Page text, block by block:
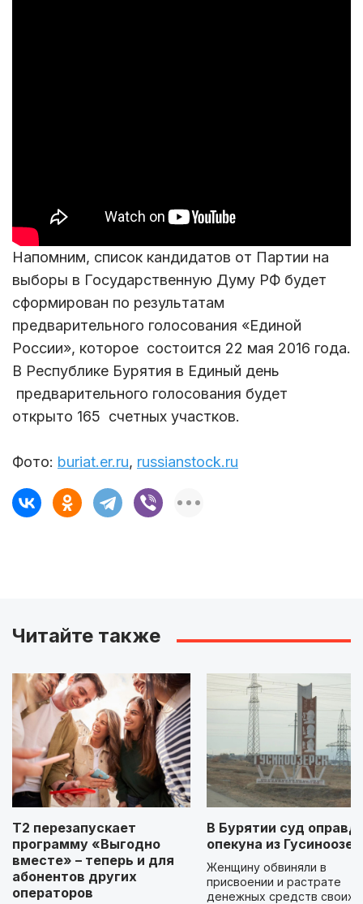
Напомним, список кандидатов от Партии на
выборы в Государственную Думу РФ будет
сформирован по результатам
предварительного голосования «Единой
России», которое состоится 22 мая 2016 года.
В Республике Бурятия в Единый день
предварительного голосования будет
открыто 165 счетных участков.
Фото: buriat.er.ru, russianstock.ru
Читайте также
Т2 перезапускает
программу «Выгодно
вместе» – теперь и для
абонентов других
операторов
В Бурятии суд
опекуна из
Женщину обвиняли в
присвоении и растрате
денежных средств своих